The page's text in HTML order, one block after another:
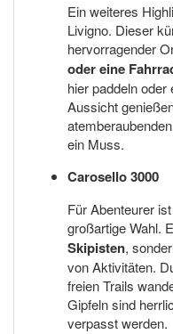
Ein weiteres
Livigno. Dieser
hervorragender
oder eine
hier paddeln
Aussicht
ein Muss.
Carosello 3000
Für Abenteurer
großartige Wahl.
Skipisten,
von Aktivitäten.
freien Trails
Gipfeln sind
verpasst werden.